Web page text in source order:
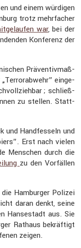
und einem würdigen
trotz mehrfa­cher
war, bei der
Konfe­renz der
Präven­tiv­maß­
einge­
; schließ­
zu stellen. Statt­
und Handfes­seln und
Erst nach vielen
Menschen durch die
zu den Vorfällen
Hamburger Polizei
daran denkt, seine
Hanse­stadt aus. Sie
Rathaus bekräf­tigt
zeigen.